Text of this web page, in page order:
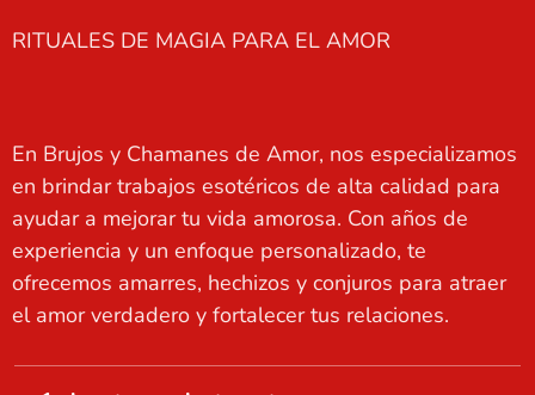
RITUALES DE MAGIA PARA EL AMOR
En Brujos y Chamanes de Amor, nos especializamos
en brindar trabajos esotéricos de alta calidad para
ayudar a mejorar tu vida amorosa. Con años de
experiencia y un enfoque personalizado, te
ofrecemos amarres, hechizos y conjuros para atraer
el amor verdadero y fortalecer tus relaciones.